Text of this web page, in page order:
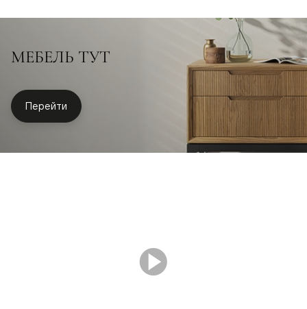
МЕБЕЛЬ ТУТ
Перейти